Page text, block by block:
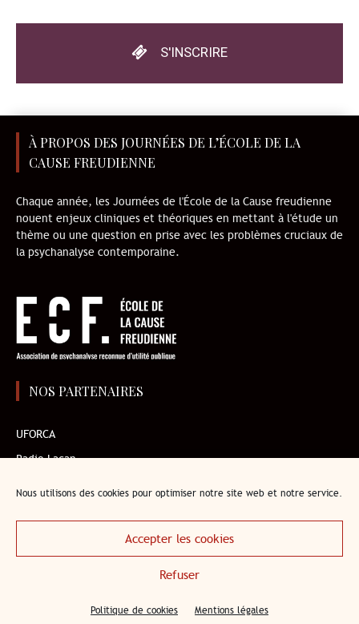
Nous utilisons des cookies pour optimiser notre site web et notre service.
Accepter les cookies
Refuser
Politique de cookies Mentions légales
S'INSCRIRE
À PROPOS DES JOURNÉES DE L’ÉCOLE DE LA
CAUSE FREUDIENNE
Chaque année, les Journées de l'École de la Cause freudienne
nouent enjeux cliniques et théoriques en mettant à l'étude un
thème ou une question en prise avec les problèmes cruciaux de
la psychanalyse contemporaine.
NOS PARTENAIRES
UFORCA
Radio Lacan
Librairie en ligne de l’ECF
mentions légales Politique de cookies
Copyright © 2026 École de la Cause freudienne (association RUP).